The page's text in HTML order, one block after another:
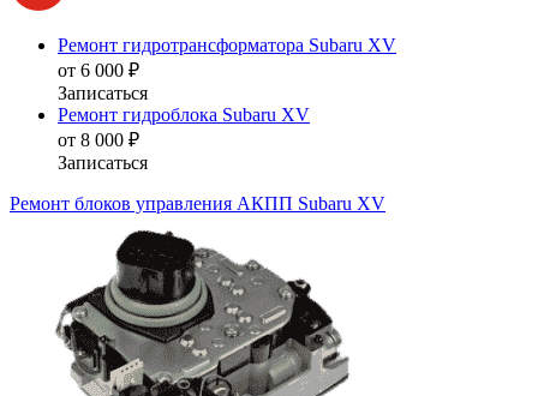
Ремонт гидротрансформатора Subaru XV
от 6 000 ₽
Записаться
Ремонт гидроблока Subaru XV
от 8 000 ₽
Записаться
Ремонт блоков управления АКПП Subaru XV